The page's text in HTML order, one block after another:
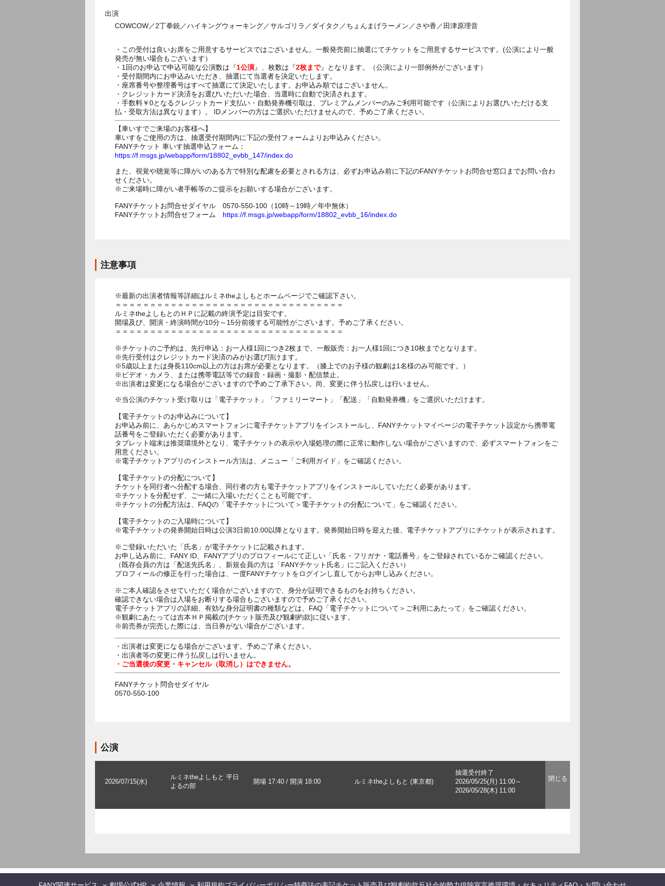
出演
COWCOW／2丁拳銃／ハイキングウォーキング／サルゴリラ／ダイタク／ちょんまげラーメン／さや香／田津原理音
・この受付は良いお席をご用意するサービスではございません。一般発売前に抽選にてチケットをご用意するサービスです。(公演により一般
発売が無い場合もございます）
・1回のお申込で申込可能な公演数は『1公演』、枚数は『2枚まで』となります。（公演により一部例外がございます）
・受付期間内にお申込みいただき、抽選にて当選者を決定いたします。
・座席番号や整理番号はすべて抽選にて決定いたします。お申込み順ではございません。
・クレジットカード決済をお選びいただいた場合、当選時に自動で決済されます。
・手数料￥0となるクレジットカード支払い・自動発券機引取は、プレミアムメンバーのみご利用可能です（公演によりお選びいただける支
払・受取方法は異なります）。 IDメンバーの方はご選択いただけませんので、予めご了承ください。
【車いすでご来場のお客様へ】
車いすをご使用の方は、抽選受付期間内に下記の受付フォームよりお申込みください。
FANYチケット 車いす抽選申込フォーム：
https://f.msgs.jp/webapp/form/18802_evbb_147/index.do
また、視覚や聴覚等に障がいのある方で特別な配慮を必要とされる方は、必ずお申込み前に下記のFANYチケットお問合せ窓口までお問い合わ
せください。
※ご来場時に障がい者手帳等のご提示をお願いする場合がございます。
FANYチケットお問合せダイヤル 0570-550-100（10時～19時／年中無休）
FANYチケットお問合せフォーム https://f.msgs.jp/webapp/form/18802_evbb_16/index.do
注意事項
※最新の出演者情報等詳細はルミネtheよしもとホームページでご確認下さい。
＝＝＝＝＝＝＝＝＝＝＝＝＝＝＝＝＝＝＝＝＝＝＝＝＝＝＝＝＝＝＝＝＝
ルミネtheよしもとのＨＰに記載の終演予定は目安です。
開場及び、開演・終演時間が10分～15分前後する可能性がございます。予めご了承ください。
＝＝＝＝＝＝＝＝＝＝＝＝＝＝＝＝＝＝＝＝＝＝＝＝＝＝＝＝＝＝＝＝＝
※チケットのご予約は、先行申込：お一人様1回につき2枚まで、一般販売：お一人様1回につき10枚までとなります。
※先行受付はクレジットカード決済のみがお選び頂けます。
※5歳以上または身長110cm以上の方はお席が必要となります。（膝上でのお子様の観劇は1名様のみ可能です。）
※ビデオ・カメラ、または携帯電話等での録音・録画・撮影・配信禁止。
※出演者は変更になる場合がございますので予めご了承下さい。尚、変更に伴う払戻しは行いません。
※当公演のチケット受け取りは「電子チケット」「ファミリーマート」「配送」「自動発券機」をご選択いただけます。
【電子チケットのお申込みについて】
お申込み前に、あらかじめスマートフォンに電子チケットアプリをインストールし、FANYチケットマイページの電子チケット設定から携帯電
話番号をご登録いただく必要があります。
タブレット端末は推奨環境外となり、電子チケットの表示や入場処理の際に正常に動作しない場合がございますので、必ずスマートフォンをご
用意ください。
※電子チケットアプリのインストール方法は、メニュー「ご利用ガイド」をご確認ください。
【電子チケットの分配について】
チケットを同行者へ分配する場合、同行者の方も電子チケットアプリをインストールしていただく必要があります。
※チケットを分配せず、ご一緒に入場いただくことも可能です。
※チケットの分配方法は、FAQの「電子チケットについて＞電子チケットの分配について」をご確認ください。
【電子チケットのご入場時について】
※電子チケットの発券開始日時は公演3日前10:00以降となります。発券開始日時を迎えた後、電子チケットアプリにチケットが表示されます。
※ご登録いただいた「氏名」が電子チケットに記載されます。
お申し込み前に、FANY ID、FANYアプリのプロフィールにて正しい「氏名・フリガナ・電話番号」をご登録されているかご確認ください。
（既存会員の方は「配送先氏名」、新規会員の方は「FANYチケット氏名」にご記入ください）
プロフィールの修正を行った場合は、一度FANYチケットをログインし直してからお申し込みください。
※ご本人確認をさせていただく場合がございますので、身分が証明できるものをお持ちください。
確認できない場合は入場をお断りする場合もございますので予めご了承ください。
電子チケットアプリの詳細、有効な身分証明書の種類などは、FAQ「電子チケットについて＞ご利用にあたって」をご確認ください。
※観劇にあたっては吉本ＨＰ掲載の[チケット販売及び観劇約款]に従います。
※前売券が完売した際には、当日券がない場合がございます。
・出演者は変更になる場合がございます。予めご了承ください。
・出演者等の変更に伴う払戻しは行いません。
・ご当選後の変更・キャンセル（取消し）はできません。
FANYチケット問合せダイヤル
0570-550-100
公演
2026/07/15(水)
ルミネtheよしもと 平日
よるの部
開場 17:40 / 開演 18:00 ルミネtheよしもと (東京都)
抽選受付終了
2026/05/25(月) 11:00～
2026/05/28(木) 11:00